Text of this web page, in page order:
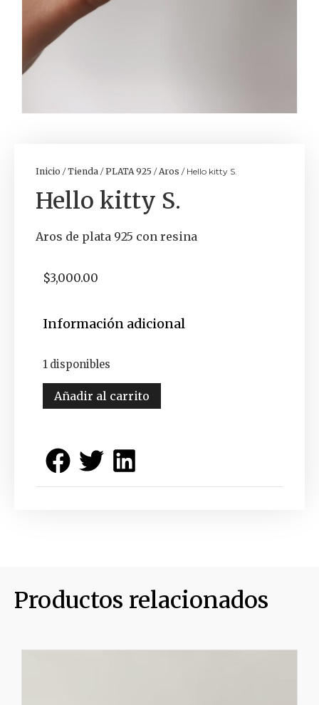
Inicio /Tienda /PLATA 925 / Aros / Hello kitty S.
Hello kitty S.
Aros de plata 925 con resina
$3,000.00
Información adicional
1 disponibles
Añadir al carrito
Productos relacionados